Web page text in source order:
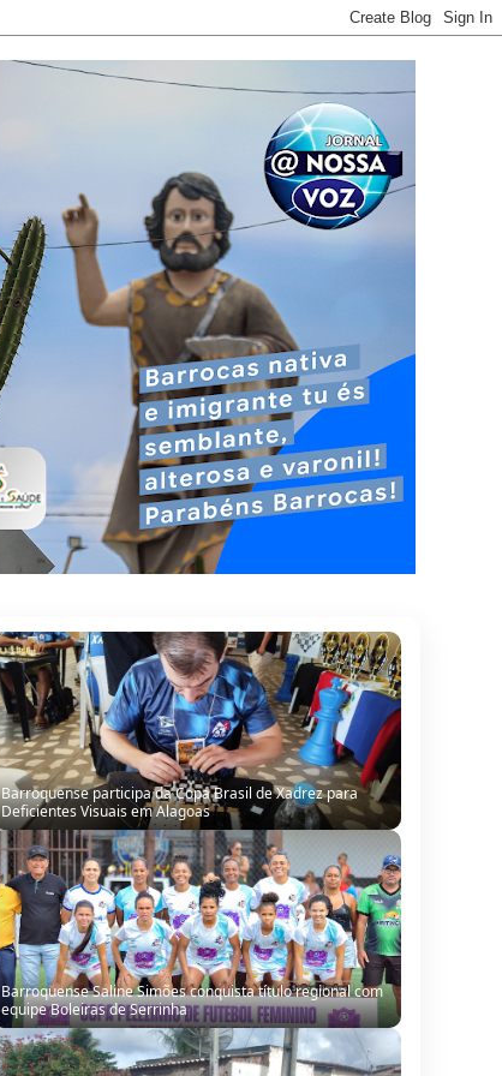
Barroquense Saline Simões conquista título regional com
equipe Boleiras de Serrinha
Barrocas: Moradores denunciam vazamento de água e
cobram providências em São Miguel do Ouricuri